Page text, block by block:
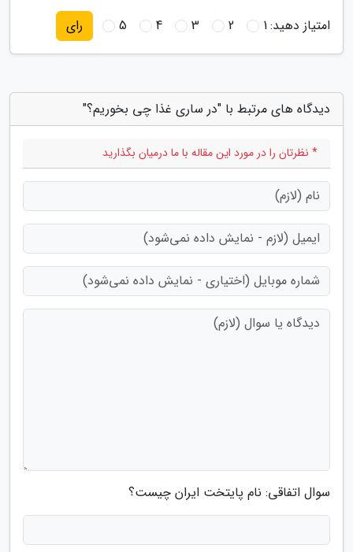
امتیاز دهید:1
2
3
4
5 رای
دیدگاه های مرتبط با "در ساری غذا چی بخوریم؟"
* نظرتان را در مورد این مقاله با ما درمیان بگذارید
سوال اتفاقی: نام پایتخت ایران چیست؟